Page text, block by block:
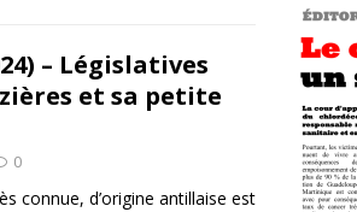
– Législatives
et sa petite
0
connue, d’origine antillaise est